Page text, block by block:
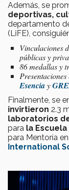
Además, se
deportivas,
departamento
(LiFE),
Vinculaciones
públicas y
86 medallas y
Esenciay
Finalmente, se
invirtieron 2.3
laboratorios
para la
para Mentoría en
International